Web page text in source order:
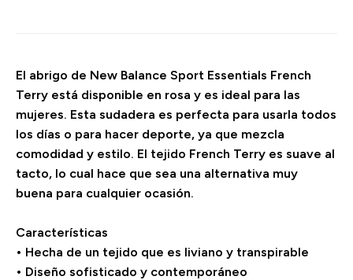
El abrigo de New Balance Sport Essentials French
Terry está disponible en rosa y es ideal para las
mujeres. Esta sudadera es perfecta para usarla todos
los días o para hacer deporte, ya que mezcla
comodidad y estilo. El tejido French Terry es suave al
tacto, lo cual hace que sea una alternativa muy
buena para cualquier ocasión.
Características
• Hecha de un tejido que es liviano y transpirable
• Diseño sofisticado y contemporáneo